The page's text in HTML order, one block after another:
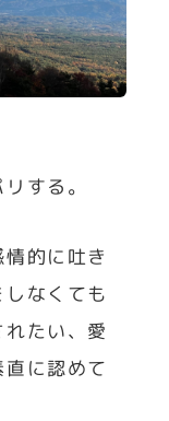
する。
的に吐き
なくても
たい、愛
に認めて